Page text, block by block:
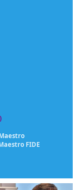
FIDE